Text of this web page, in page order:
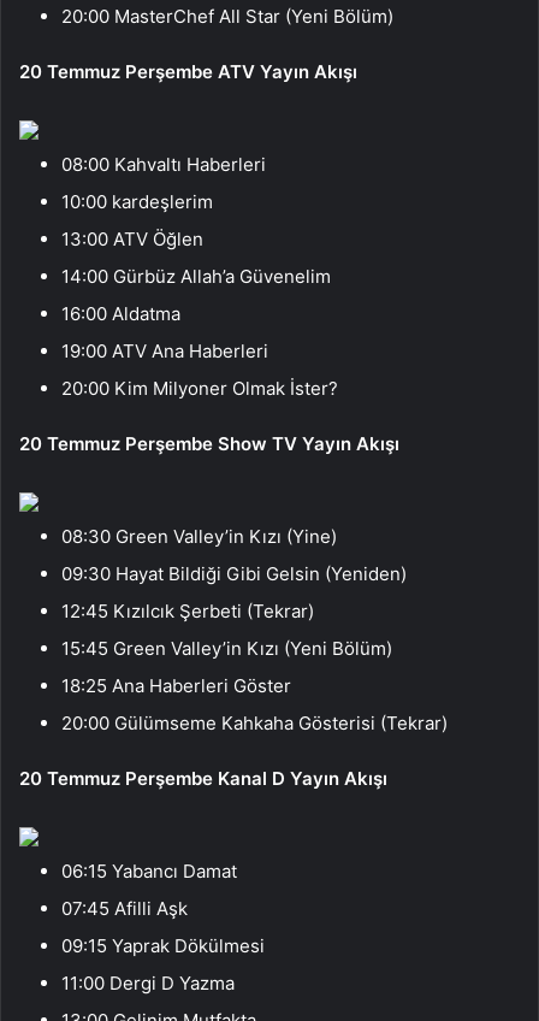
20:00 MasterChef All Star (Yeni Bölüm)
20 Temmuz Perşembe ATV Yayın Akışı
08:00 Kahvaltı Haberleri
10:00 kardeşlerim
13:00 ATV Öğlen
14:00 Gürbüz Allah’a Güvenelim
16:00 Aldatma
19:00 ATV Ana Haberleri
20:00 Kim Milyoner Olmak İster?
20 Temmuz Perşembe Show TV Yayın Akışı
08:30 Green Valley’in Kızı (Yine)
09:30 Hayat Bildiği Gibi Gelsin (Yeniden)
12:45 Kızılcık Şerbeti (Tekrar)
15:45 Green Valley’in Kızı (Yeni Bölüm)
18:25 Ana Haberleri Göster
20:00 Gülümseme Kahkaha Gösterisi (Tekrar)
20 Temmuz Perşembe Kanal D Yayın Akışı
06:15 Yabancı Damat
07:45 Afilli Aşk
09:15 Yaprak Dökülmesi
11:00 Dergi D Yazma